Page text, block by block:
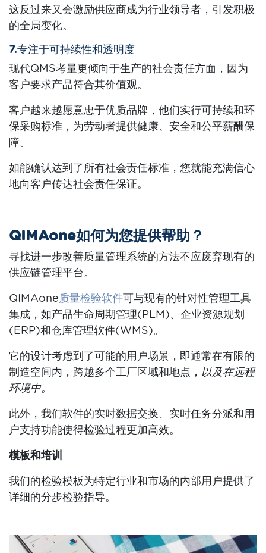
这反过来又会激励供应商成为行业领导者，引发积极
的全局变化。
7.专注于可持续性和透明度
现代QMS考量更倾向于生产的社会责任方面，因为
客户要求产品符合其价值观。
客户越来越愿意忠于优质品牌，他们实行可持续和环
保采购标准，为劳动者提供健康、安全和公平薪酬保
障。
如能确认达到了所有社会责任标准，您就能充满信心
地向客户传达社会责任保证。
QIMAone如何为您提供帮助？
寻找进一步改善质量管理系统的方法不应废弃现有的
供应链管理平台。
QIMAone质量检验软件可与现有的针对性管理工具
集成，如产品生命周期管理(PLM)、企业资源规划
(ERP)和仓库管理软件(WMS)。
它的设计考虑到了可能的用户场景，即通常在有限的
制造空间内，跨越多个工厂区域和地点， 以及在远程
环境中。
此外，我们软件的实时数据交换、实时任务分派和用
户支持功能使得检验过程更加高效。
模板和培训
我们的检验模板为特定行业和市场的内部用户提供了
详细的分步检验指导。